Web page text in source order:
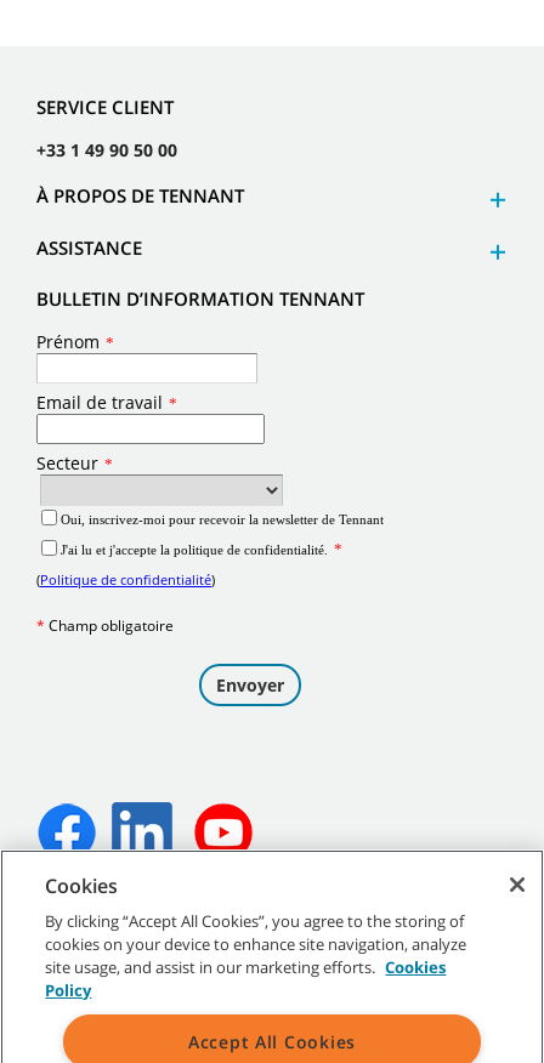
SERVICE CLIENT
+33 1 49 90 50 00
À PROPOS DE TENNANT
ASSISTANCE
BULLETIN D’INFORMATION TENNANT
Plan du site Conditions d’utilisation
Conditions de vente
Cookies
By clicking “Accept All Cookies”, you agree to the storing of
cookies on your device to enhance site navigation, analyze
site usage, and assist in our marketing efforts. Cookies
Policy
Accept All Cookies